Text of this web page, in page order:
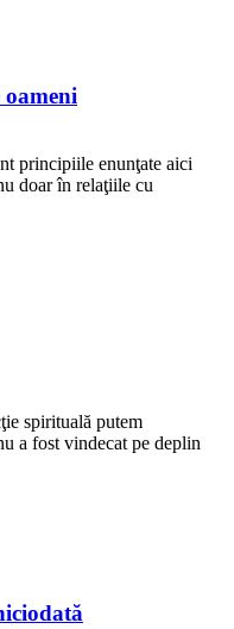
principiile enunţate aici
doar în relaţiile cu
spirituală putem
a fost vindecat pe deplin